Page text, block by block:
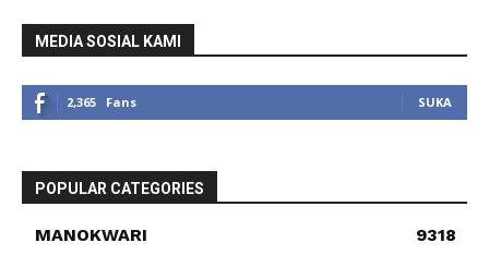
MEDIA SOSIAL KAMI
2,365 Fans SUKA
POPULAR CATEGORIES
MANOKWARI
9318